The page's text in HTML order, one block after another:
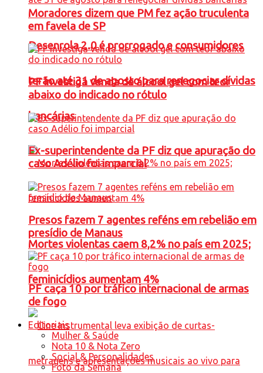
Desenrola 2.0 é prorrogado e consumidores
terão até 31 de agosto para renegociar dívidas
bancárias
Mortes violentas caem 8,2% no país em 2025;
feminicídios aumentam 4%
Moradores dizem que PM fez ação truculenta
em favela de SP
PF investiga venda de álcool gel com teor
abaixo do indicado no rótulo
Ex-superintendente da PF diz que apuração do
caso Adélio foi imparcial
Presos fazem 7 agentes reféns em rebelião em
presídio de Manaus
PF caça 10 por tráfico internacional de armas
de fogo
Editoriais
Mulher & Saúde
Nota 10 & Nota Zero
Social & Personalidades
Foto da Semana